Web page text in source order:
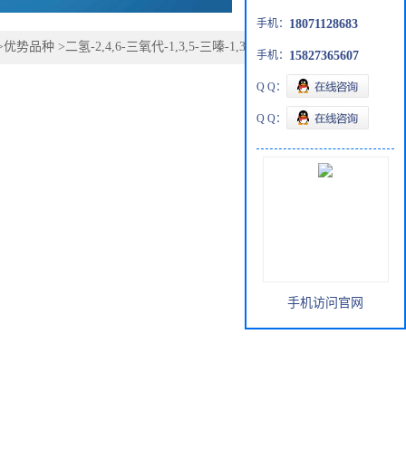
优势品种 >二氢-2,4,6-三氧代-1,3,5-三嗪-1,3(2H,4H)-二丙酸
手机： 18071128683
手机： 15827365607
Q Q：
Q Q：
手机访问官网